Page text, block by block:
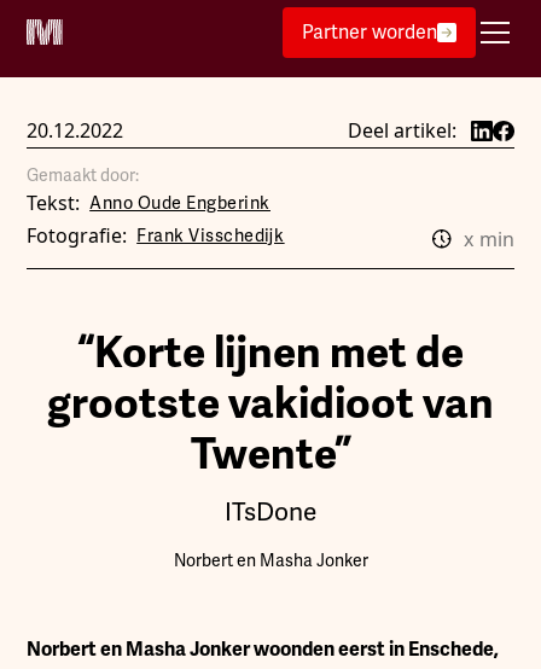
Partner worden
20.12.2022 Deel artikel:
Gemaakt door:
Tekst: Anno Oude Engberink
Fotografie: Frank Visschedijk x min
“Korte lijnen met de
grootste vakidioot van
Twente”
ITsDone
Norbert en Masha Jonker
Norbert en Masha Jonker woonden eerst in Enschede,